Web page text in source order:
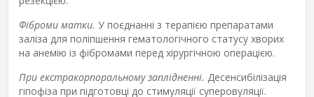
Фіброми матки. У поєднанні з терапією препаратами
заліза для поліпшення гематологічного статусу хворих
на анемію із фібромами перед хірургічною операцією.
При екстракорпоральному заплідненні. Десенсибілізація
гіпофіза при підготовці до стимуляції суперовуляції.